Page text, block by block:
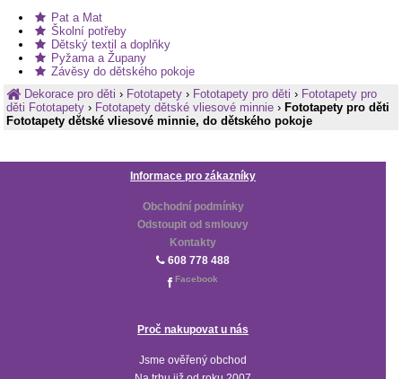
Pat a Mat
Školní potřeby
Dětský textil a doplňky
Pyžama a Župany
Závěsy do dětského pokoje
Dekorace pro děti› Fototapety › Fototapety pro děti › Fototapety pro
děti Fototapety › Fototapety dětské vliesové minnie › Fototapety pro děti
Fototapety dětské vliesové minnie, do dětského pokoje
Informace pro zákazníky
Obchodní podmínky
Odstoupit od smlouvy
Kontakty
608 778 488
Facebook
Proč nakupovat u nás
Jsme ověřený obchod